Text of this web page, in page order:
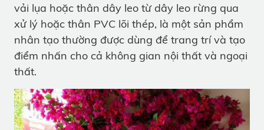
vải lụa hoặc thân dây leo từ dây leo rừng qua
xử lý hoặc thân PVC lõi thép, là một sản phẩm
nhân tạo thường được dùng để trang trí và tạo
điểm nhấn cho cả không gian nội thất và ngoại
thất.